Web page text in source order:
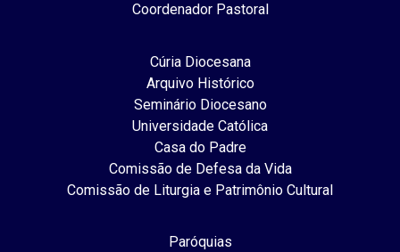
Coordenador Pastoral
Cúria Diocesana
Arquivo Histórico
Seminário Diocesano
Universidade Católica
Casa do Padre
Comissão de Defesa da Vida
Comissão de Liturgia e Patrimônio Cultural
Paróquias